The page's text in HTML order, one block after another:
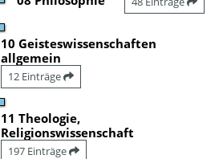
10 Geisteswissenschaften
allgemein
12 Einträge
11 Theologie,
Religionswissenschaft
197 Einträge